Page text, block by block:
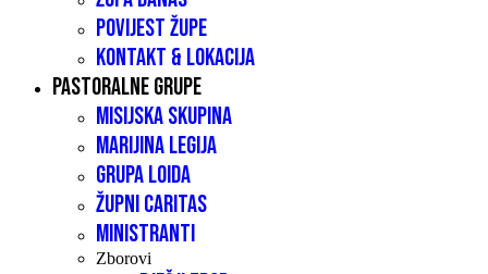
Povijest župe
Kontakt & lokacija
Pastoralne grupe
Misijska skupina
Marijina legija
Grupa LOIDA
Župni caritas
Ministranti
Zborovi